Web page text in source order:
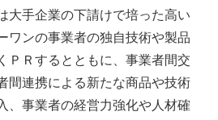
大手企業の下請けで培った高い
ワンの事業者の独自技術や製品
ＰＲするとともに、事業者間交
間連携による新たな商品や技術
、事業者の経営力強化や人材確